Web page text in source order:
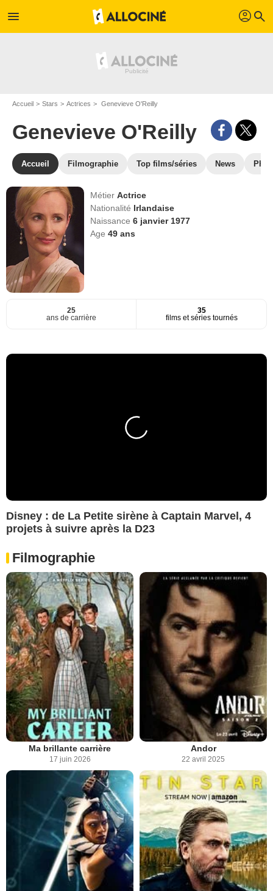
menu profil search
Accueil Stars Actrices Genevieve O'Reilly
Genevieve O'Reilly
Accueil Filmographie Top films/séries News
MétierActrice
Nationalité Irlandaise
Naissance6 janvier 1977
Age49 ans
25
ans de carrière
35
films et séries tournés
Disney : de La Petite sirène à Captain Marvel, 4
projets à suivre après la D23
Filmographie
Ma brillante carrière
17 juin 2026
Andor
22 avril 2025